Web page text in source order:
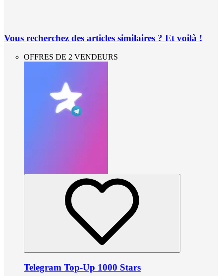
Vous recherchez des articles similaires ? Et voilà !
OFFRES DE 2 VENDEURS
Telegram Top-Up 1000 Stars